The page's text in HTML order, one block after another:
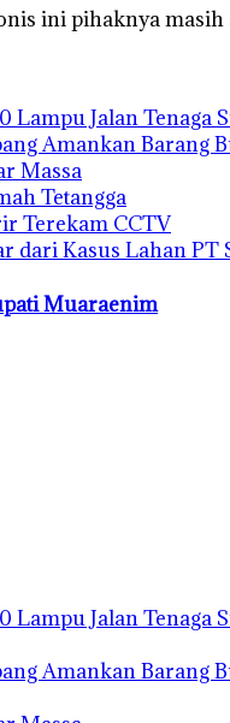
ini pihaknya
Lampu Jalan Tenaga
Amankan Barang
Massa
Tetangga
Terekam CCTV
dari Kasus Lahan PT
Muaraenim
Lampu Jalan Tenaga
Amankan Barang